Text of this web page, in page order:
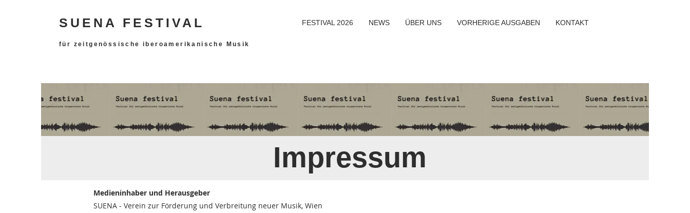
SUENA FESTIVAL FESTIVAL 2026 NEWS ÜBER UNS VORHERIGE AUSGABEN KONTAKT
für zeitgenössische iberoamerikanische Musik
Impressum
Medieninhaber und Herausgeber
SUENA - Verein zur Förderung und Verbreitung neuer Musik, Wien